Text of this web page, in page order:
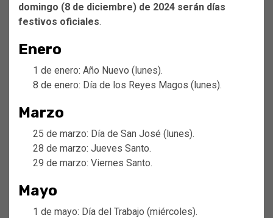
domingo (8 de diciembre) de 2024 serán días
festivos oficiales.
Enero
1 de enero: Año Nuevo (lunes).
8 de enero: Día de los Reyes Magos (lunes).
Marzo
25 de marzo: Día de San José (lunes).
28 de marzo: Jueves Santo.
29 de marzo: Viernes Santo.
Mayo
1 de mayo: Día del Trabajo (miércoles).